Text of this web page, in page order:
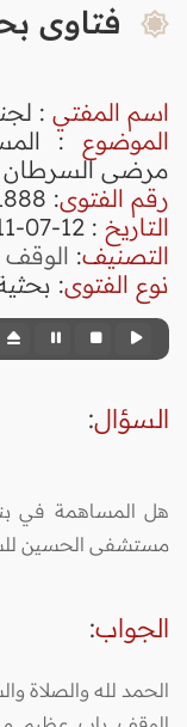
فتاوى
اسم المفتي :
الموضوع :
مرضى السرطان
رقم الفتوى:
التاريخ : 12-07-2011
التصنيف: الوقف
نوع الفتوى:
السؤال:
هل المساهمة في
مستشفى الحسين
الجواب:
الحمد لله والصلاة